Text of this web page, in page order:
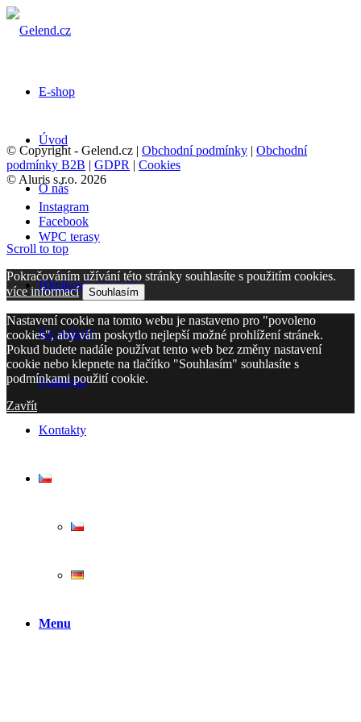
E-shop
Úvod
O nás
WPC terasy
Hliníkové oplocení
Ke stažení
Poptávka
Kontakty
Menu
© Copyright - Gelend.cz | Obchodní podmínky | Obchodní
podmínky B2B | GDPR | Cookies
© Aluris s.r.o. 2026
Instagram
Facebook
Scroll to top
Pokračováním užívání této stránky souhlasíte s použitím cookies.
více informací
Souhlasím
Nastavení cookie na tomto webu je nastaveno pro "povoleno
cookies", aby vám poskytlo nejlepší možné prohlížení stránek.
Pokud budete nadále používat tento web bez změny nastavení
cookie nebo klepnete na tlačítko "Souhlasím" souhlasíte s
podmínkami použití cookie.
Zavřít